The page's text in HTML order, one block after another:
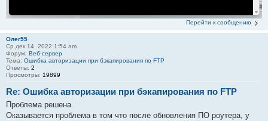
Перейти к сообщению
Олег55
Ср дек 14, 2022 1:54 am
Форум: Веб-сервер
Тема: Ошибка авторизации при бэкапирования по FTP
Ответы: 2
Просмотры: 19899
Re: Ошибка авторизации при бэкапирования по FTP
Проблема решена.
Оказывается проблема в том что после обновления ПО роутера, у